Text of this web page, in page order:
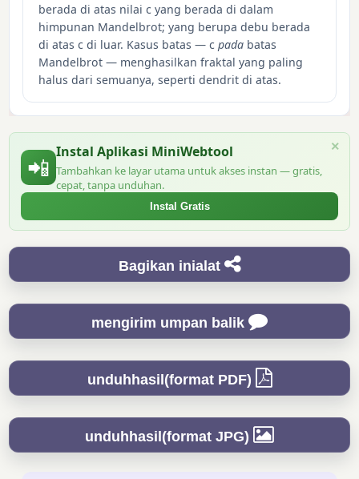
berada di atas nilai c yang berada di dalam
himpunan Mandelbrot; yang berupa debu berada
di atas c di luar. Kasus batas — c padabatas
Mandelbrot — menghasilkan fraktal yang paling
halus dari semuanya, seperti dendrit di atas.
📲
Instal Aplikasi MiniWebtool
Tambahkan ke layar utama untuk akses instan — gratis,
cepat, tanpa unduhan.
Instal Gratis
×
Bagikan inialat
mengirim umpan balik
unduhhasil(format PDF)
unduhhasil(format JPG)